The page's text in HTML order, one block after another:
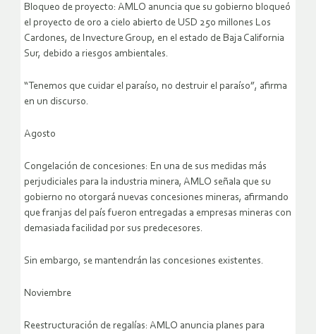
Bloqueo de proyecto: AMLO anuncia que su gobierno bloqueó
el proyecto de oro a cielo abierto de USD 250 millones Los
Cardones, de Invecture Group, en el estado de Baja California
Sur, debido a riesgos ambientales.
“Tenemos que cuidar el paraíso, no destruir el paraíso”, afirma
en un discurso.
Agosto
Congelación de concesiones: En una de sus medidas más
perjudiciales para la industria minera, AMLO señala que su
gobierno no otorgará nuevas concesiones mineras, afirmando
que franjas del país fueron entregadas a empresas mineras con
demasiada facilidad por sus predecesores.
Sin embargo, se mantendrán las concesiones existentes.
Noviembre
Reestructuración de regalías: AMLO anuncia planes para